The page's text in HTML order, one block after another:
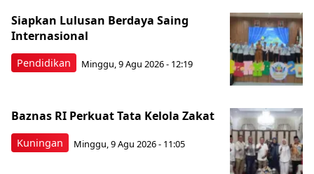
Pendidikan
Siapkan Lulusan Berdaya Saing
Internasional
Minggu, 9 Agu 2026 - 12:19
Kuningan
Baznas RI Perkuat Tata Kelola Zakat
Minggu, 9 Agu 2026 - 11:05